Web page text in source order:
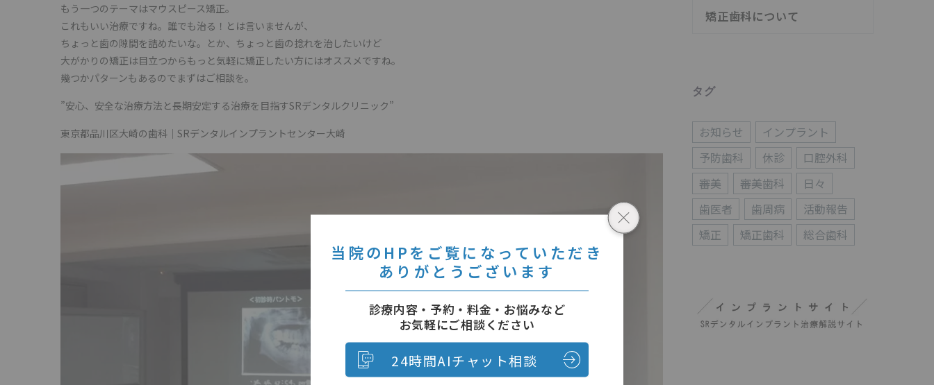
もう一つのテーマはマウスピース矯正。
これもいい治療ですね。誰でも治る！とは言いませんが、
ちょっと歯の隙間を詰めたいな。とか、ちょっと歯の捻れを治したいけど
大がかりの矯正は目立つからもっと気軽に矯正したい方にはオススメですね。
幾つかパターンもあるのでまずはご相談を。
”安心、安全な治療方法と長期安定する治療を目指すSRデンタルクリニック”
東京都品川区大崎の歯科｜SRデンタルインプラントセンター大崎
矯正歯科について
タグ
お知らせ
インプラント
予防歯科
休診
口腔外科
審美
審美歯科
日々
歯医者
歯周病
活動報告
矯正
矯正歯科 総合歯科
当院のHPをご覧になっていただき
ありがとうございます
診療内容・予約・料金・お悩みなど
お気軽にご相談ください
24時間AIチャット相談